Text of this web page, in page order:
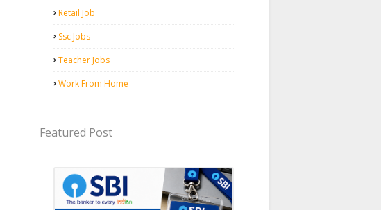
Retail Job
Ssc Jobs
Teacher Jobs
Work From Home
Featured Post